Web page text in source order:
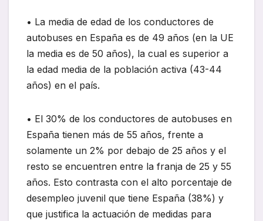
• La media de edad de los conductores de
autobuses en España es de 49 años (en la UE
la media es de 50 años), la cual es superior a
la edad media de la población activa (43-44
años) en el país.
• El 30% de los conductores de autobuses en
España tienen más de 55 años, frente a
solamente un 2% por debajo de 25 años y el
resto se encuentren entre la franja de 25 y 55
años. Esto contrasta con el alto porcentaje de
desempleo juvenil que tiene España (38%) y
que justifica la actuación de medidas para